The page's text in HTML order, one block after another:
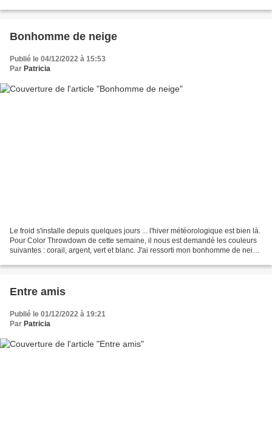
Bonhomme de neige
Publié le 04/12/2022 à 15:53
Par Patricia
Le froid s'installe depuis quelques jours ... l'hiver météorologique est bien là.
Pour Color Throwdown de cette semaine, il nous est demandé les couleurs
suivantes : corail, argent, vert et blanc. J'ai ressorti mon bonhomme de neige
Entre amis
Publié le 01/12/2022 à 19:21
Par Patricia